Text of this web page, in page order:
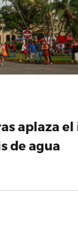
aplaza
de agua